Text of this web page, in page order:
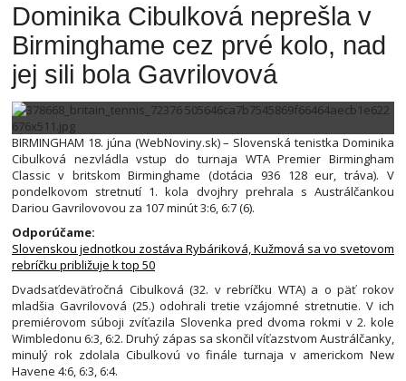
Dominika Cibulková neprešla v
Birminghame cez prvé kolo, nad
jej sili bola Gavrilovová
BIRMINGHAM 18. júna (WebNoviny.sk) – Slovenská tenistka Dominika
Cibulková nezvládla vstup do turnaja WTA Premier Birmingham
Classic v britskom Birminghame (dotácia 936 128 eur, tráva). V
pondelkovom stretnutí 1. kola dvojhry prehrala s Austrálčankou
Dariou Gavrilovovou za 107 minút 3:6, 6:7 (6).
Odporúčame:
Slovenskou jednotkou zostáva Rybáriková, Kužmová sa vo svetovom
rebríčku približuje k top 50
Dvadsaťdeväťročná Cibulková (32. v rebríčku WTA) a o päť rokov
mladšia Gavrilovová (25.) odohrali tretie vzájomné stretnutie. V ich
premiérovom súboji zvíťazila Slovenka pred dvoma rokmi v 2. kole
Wimbledonu 6:3, 6:2. Druhý zápas sa skončil víťazstvom Austrálčanky,
minulý rok zdolala Cibulkovú vo finále turnaja v americkom New
Havene 4:6, 6:3, 6:4.